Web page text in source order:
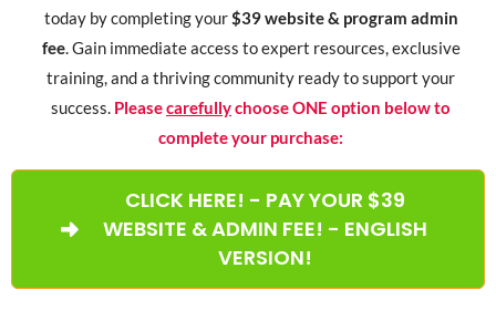
today by completing your$39 website & program admin
fee. Gain immediate access to expert resources, exclusive
training, and a thriving community ready to support your
success. Pleasecarefullychoose ONE option below to
complete your purchase:
CLICK HERE! - PAY YOUR $39
WEBSITE & ADMIN FEE! - ENGLISH
VERSION!